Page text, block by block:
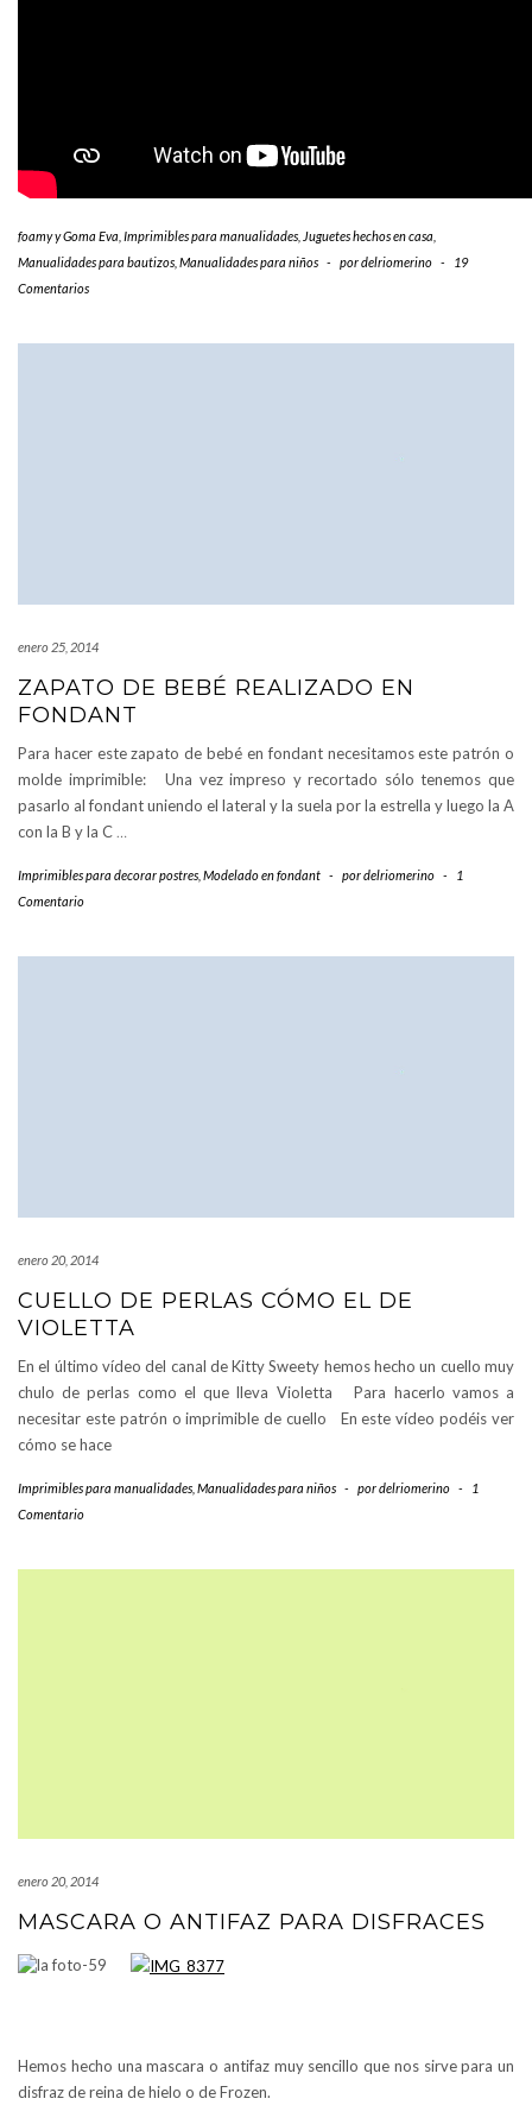
foamy y Goma Eva Imprimibles para manualidades Juguetes hechos en casa
Manualidades para bautizos Manualidades para niños - pordelriomerino -
19
Comentarios
enero 25, 2014
ZAPATO DE BEBÉ REALIZADO EN
FONDANT
Para hacer este zapato de bebé en fondant necesitamos este patrón o
molde imprimible: Una vez impreso y recortado sólo tenemos que
pasarlo al fondant uniendo el lateral y la suela por la estrella y luego la A
con la B y la C…
Imprimibles para decorar postres Modelado en fondant - pordelriomerino -
1
Comentario
enero 20, 2014
CUELLO DE PERLAS CÓMO EL DE
VIOLETTA
En el último vídeo del canal de Kitty Sweety hemos hecho un cuello muy
chulo de perlas como el que lleva Violetta Para hacerlo vamos a
necesitar este patrón o imprimible de cuello En este vídeo podéis ver
cómo se hace
Imprimibles para manualidades Manualidades para niños - pordelriomerino -
1
Comentario
enero 20, 2014
MASCARA O ANTIFAZ PARA DISFRACES
Hemos hecho una mascara o antifaz muy sencillo que nos sirve para un
disfraz de reina de hielo o de Frozen.